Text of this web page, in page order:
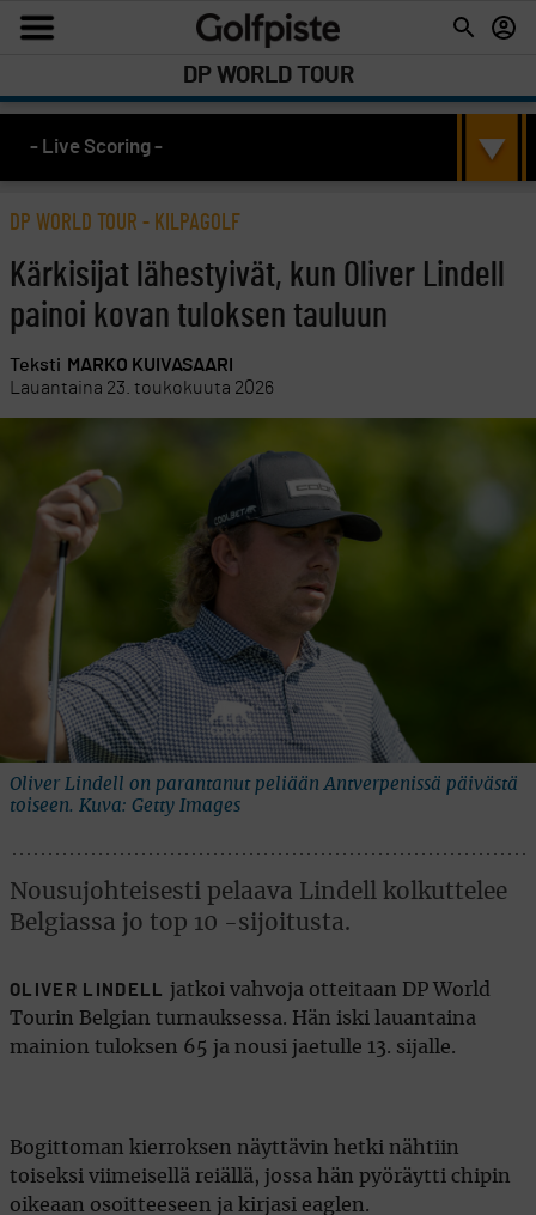
DP WORLD TOUR
- Live Scoring -
DP WORLD TOUR - KILPAGOLF
Kärkisijat lähestyivät, kun Oliver Lindell
painoi kovan tuloksen tauluun
Teksti MARKO KUIVASAARI
Lauantaina 23. toukokuuta 2026
Oliver Lindell on parantanut peliään Antverpenissä päivästä
toiseen. Kuva: Getty Images
Nousujohteisesti pelaava Lindell kolkuttelee
Belgiassa jo top 10 -sijoitusta.
OLIVER LINDELL jatkoi vahvoja otteitaan DP World
Tourin Belgian turnauksessa. Hän iski lauantaina
mainion tuloksen 65 ja nousi jaetulle 13. sijalle.
Bogittoman kierroksen näyttävin hetki nähtiin
toiseksi viimeisellä reiällä, jossa hän pyöräytti chipin
oikeaan osoitteeseen ja kirjasi eaglen.